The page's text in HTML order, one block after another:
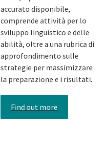
accurato disponibile,
comprende attività per lo
sviluppo linguistico e delle
abilità, oltre a una rubrica di
approfondimento sulle
strategie per massimizzare
la preparazione e i risultati.
Find out more